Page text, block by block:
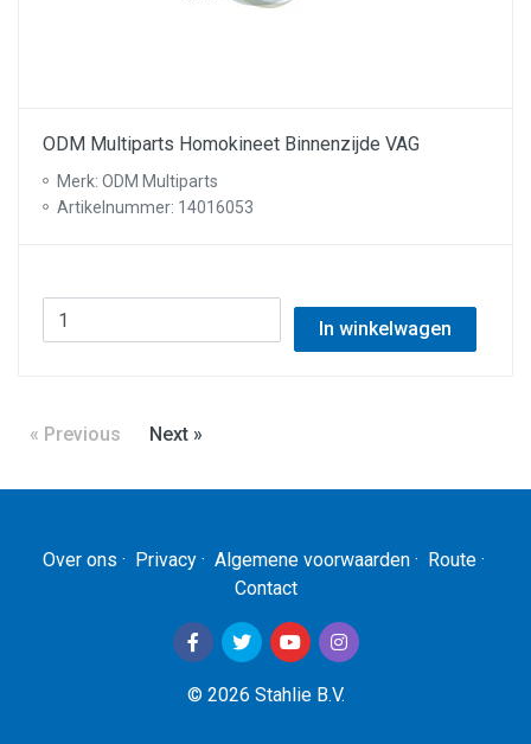
ODM Multiparts Homokineet Binnenzijde VAG
Merk: ODM Multiparts
Artikelnummer: 14016053
In winkelwagen
« Previous Next »
Over ons · Privacy· Algemene voorwaarden· Route·
Contact
© 2026 Stahlie B.V.